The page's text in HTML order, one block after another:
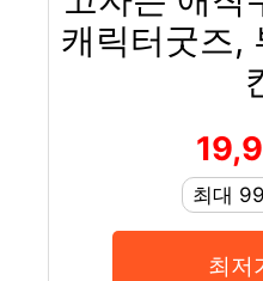
캐릭터굿즈,
최대
최저